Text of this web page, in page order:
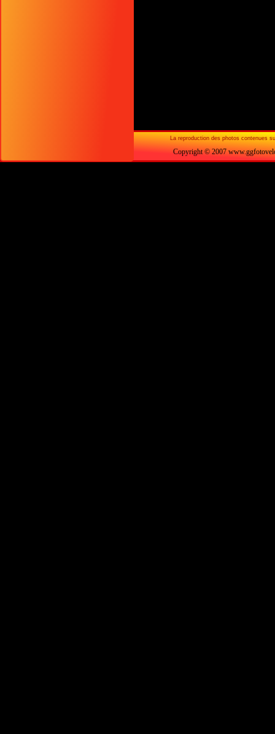
La reproduction des photos contenues
Copyright © 2007